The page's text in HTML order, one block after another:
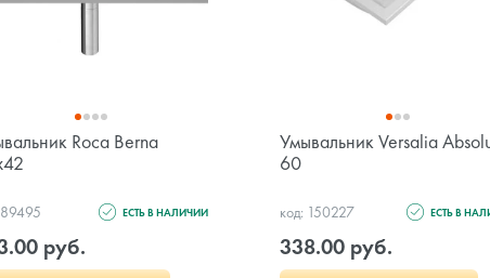
Roca Berna
ЕСТЬ В НАЛИЧИИ
руб.
Умывальник Versalia
60
код: 150227 ЕСТЬ В
338.00 руб.